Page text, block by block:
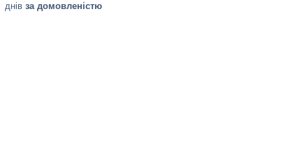
днів за домовленістю